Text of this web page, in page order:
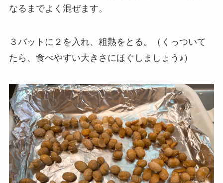
なるまでよく混ぜます。
３バットに２を入れ、粗熱をとる。（くっついて
たら、食べやすい大きさにほぐしましょう♪）